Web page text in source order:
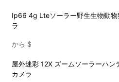
Ip66 4g Lteソーラー野生生物動物
ラ
から $
屋外迷彩 12X ズームソーラーハン
カメラ